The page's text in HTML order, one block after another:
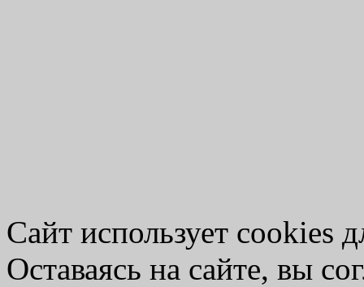
Сайт использует cookies
Оставаясь на сайте, вы